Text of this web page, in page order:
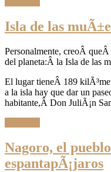
Isla de las
Personalmente, creoÂ
del planeta:Â la Isla de las
El lugar tieneÂ 189
a la isla hay que dar un
habitante,Â Don JuliÃ¡n
Nagoro, el
espantapÃ¡jaros